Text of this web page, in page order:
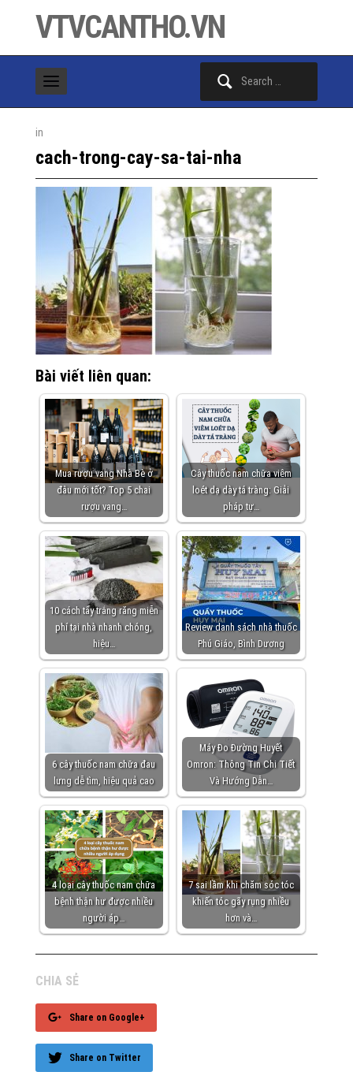
VTVCANTHO.VN
in
cach-trong-cay-sa-tai-nha
Bài viết liên quan:
Mua rượu vang Nhà Bè ở
đâu mới tốt? Top 5 chai
rượu vang…
Cây thuốc nam chữa viêm
loét dạ dày tá tràng: Giải
pháp tự…
10 cách tẩy trắng răng miễn
phí tại nhà nhanh chóng,
hiệu…
Review danh sách nhà thuốc
Phú Giáo, Bình Dương
6 cây thuốc nam chữa đau
lưng dễ tìm, hiệu quả cao
Máy Đo Đường Huyết
Omron: Thông Tin Chi Tiết
Và Hướng Dẫn…
4 loại cây thuốc nam chữa
bệnh thận hư được nhiều
người áp…
7 sai lầm khi chăm sóc tóc
khiến tóc gãy rụng nhiều
hơn và…
CHIA SẺ
Share on Google+
Share on Twitter